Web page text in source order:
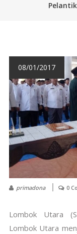
08/01/2017
primadona 0
Lombok Utara
Lombok Utara